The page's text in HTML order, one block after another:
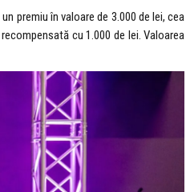
premiu în valoare de 3.000 de lei, cea
cu 1.000 de lei. Valoarea